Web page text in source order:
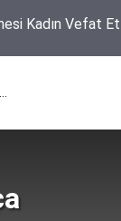
Soğan Tepkisi!